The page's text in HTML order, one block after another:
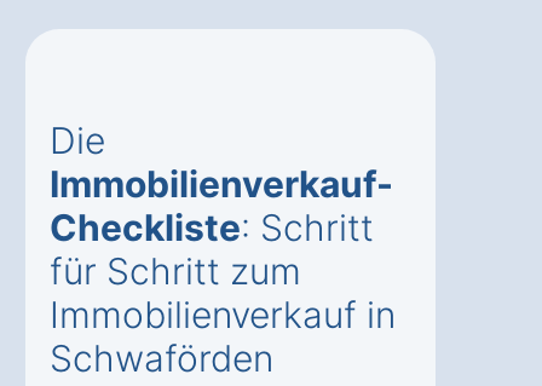
Die
Immobilienverkauf-
Checkliste: Schritt
für Schritt zum
Immobilienverkauf in
Schwaförden